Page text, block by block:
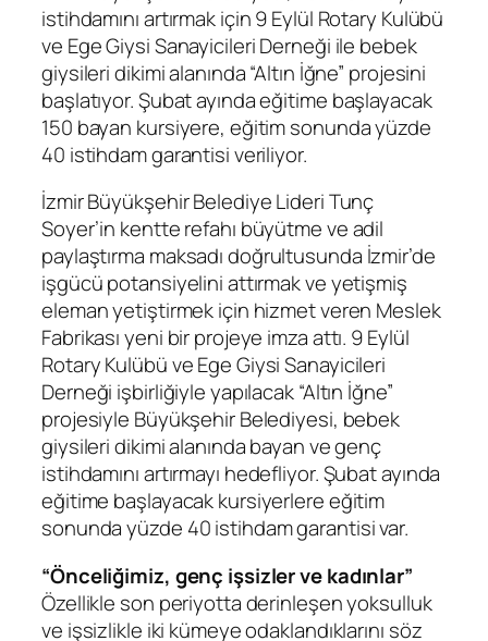
istihdamını artırmak için 9 Eylül Rotary Kulübü
ve Ege Giysi Sanayicileri Derneği ile bebek
giysileri dikimi alanında “Altın İğne” projesini
başlatıyor. Şubat ayında eğitime başlayacak
150 bayan kursiyere, eğitim sonunda yüzde
40 istihdam garantisi veriliyor.
İzmir Büyükşehir Belediye Lideri Tunç
Soyer’in kentte refahı büyütme ve adil
paylaştırma maksadı doğrultusunda İzmir’de
işgücü potansiyelini attırmak ve yetişmiş
eleman yetiştirmek için hizmet veren Meslek
Fabrikası yeni bir projeye imza attı. 9 Eylül
Rotary Kulübü ve Ege Giysi Sanayicileri
Derneği işbirliğiyle yapılacak “Altın İğne”
projesiyle Büyükşehir Belediyesi, bebek
giysileri dikimi alanında bayan ve genç
istihdamını artırmayı hedefliyor. Şubat ayında
eğitime başlayacak kursiyerlere eğitim
sonunda yüzde 40 istihdam garantisi var.
“Önceliğimiz, genç işsizler ve kadınlar”
Özellikle son periyotta derinleşen yoksulluk
ve işsizlikle iki kümeye odaklandıklarını söz